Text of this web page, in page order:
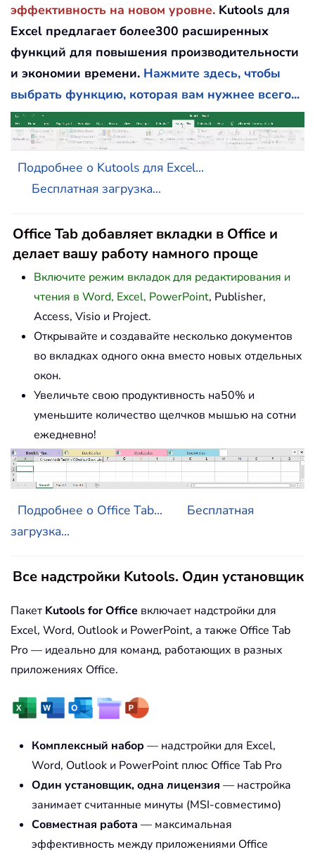
эффективность на новом уровне. Kutools для
Excel предлагает более300 расширенных
функций для повышения производительности
и экономии времени. Нажмите здесь, чтобы
выбрать функцию, которая вам нужнее всего...
Подробнее о Kutools для Excel...
Бесплатная загрузка...
Office Tab добавляет вкладки в Office и
делает вашу работу намного проще
Включите режим вкладок для редактирования и
чтения в Word, Excel, PowerPoint, Publisher,
Access, Visio и Project.
Открывайте и создавайте несколько документов
во вкладках одного окна вместо новых отдельных
окон.
Увеличьте свою продуктивность на50% и
уменьшите количество щелчков мышью на сотни
ежедневно!
Подробнее о Office Tab...
Бесплатная
загрузка...
Все надстройки Kutools. Один установщик
Пакет Kutools for Office включает надстройки для
Excel, Word, Outlook и PowerPoint, а также Office Tab
Pro — идеально для команд, работающих в разных
приложениях Office.
Комплексный набор — надстройки для Excel,
Word, Outlook и PowerPoint плюс Office Tab Pro
Один установщик, одна лицензия — настройка
занимает считанные минуты (MSI-совместимо)
Совместная работа — максимальная
эффективность между приложениями Office